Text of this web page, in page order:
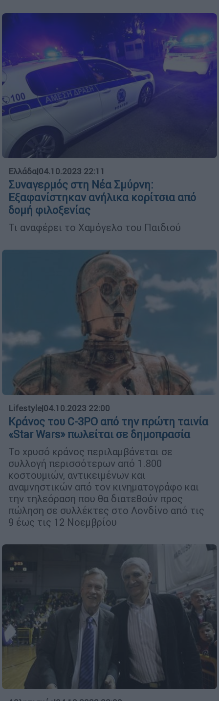
Ελλάδα|04.10.2023 22:11
Συναγερμός στη Νέα Σμύρνη:
Εξαφανίστηκαν ανήλικα κορίτσια από
δομή φιλοξενίας
Τι αναφέρει το Χαμόγελο του Παιδιού
Lifestyle|04.10.2023 22:00
Κράνος του C-3PO από την πρώτη ταινία
«Star Wars» πωλείται σε δημοπρασία
Το χρυσό κράνος περιλαμβάνεται σε
συλλογή περισσότερων από 1.800
κοστουμιών, αντικειμένων και
αναμνηστικών από τον κινηματογράφο και
την τηλεόραση που θα διατεθούν προς
πώληση σε συλλέκτες στο Λονδίνο από τις
9 έως τις 12 Νοεμβρίου